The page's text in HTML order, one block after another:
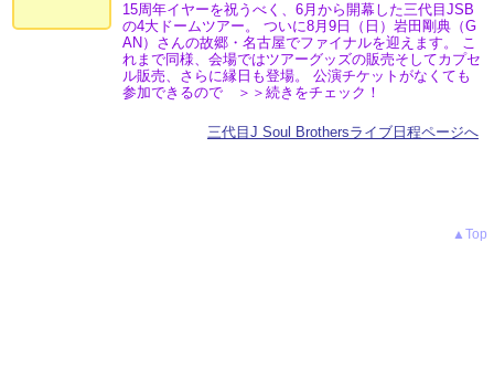
15周年イヤーを祝うべく、6月から開幕した三代目JSB
の4大ドームツアー。 ついに8月9日（日）岩田剛典（G
AN）さんの故郷・名古屋でファイナルを迎えます。 こ
れまで同様、会場ではツアーグッズの販売そしてカプセ
ル販売、さらに縁日も登場。 公演チケットがなくても
参加できるので ＞＞続きをチェック！
三代目J Soul Brothersライブ日程ページへ
▲Top